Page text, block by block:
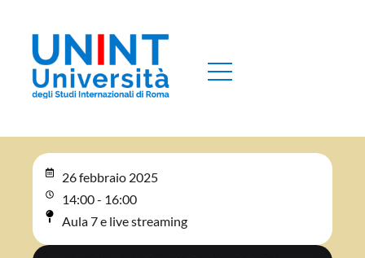
26 febbraio 2025
14:00 - 16:00
Aula 7 e live streaming